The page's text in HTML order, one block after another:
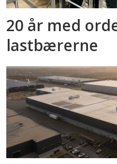
20 år med
lastbærerne